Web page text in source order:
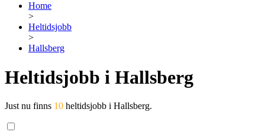
Home
>
Heltidsjobb
>
Hallsberg
Heltidsjobb i Hallsberg
Just nu finns 10 heltidsjobb i Hallsberg.